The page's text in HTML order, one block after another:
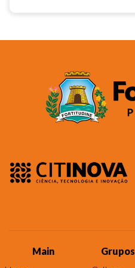
Main
Grupos